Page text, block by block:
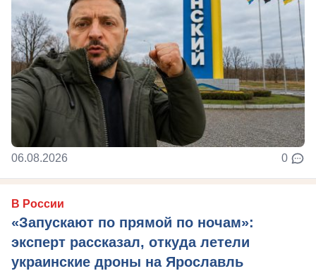
06.08.2026 0
В России
«Запускают по прямой по ночам»:
эксперт рассказал, откуда летели
украинские дроны на Ярославль